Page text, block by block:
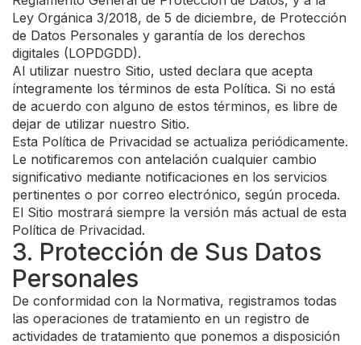
Ley Orgánica 3/2018, de 5 de diciembre, de Protección
de Datos Personales y garantía de los derechos
digitales (LOPDGDD).
Al utilizar nuestro Sitio, usted declara que acepta
íntegramente los términos de esta Política. Si no está
de acuerdo con alguno de estos términos, es libre de
dejar de utilizar nuestro Sitio.
Esta Política de Privacidad se actualiza periódicamente.
Le notificaremos con antelación cualquier cambio
significativo mediante notificaciones en los servicios
pertinentes o por correo electrónico, según proceda.
El Sitio mostrará siempre la versión más actual de esta
Política de Privacidad.
3. Protección de Sus Datos
Personales
De conformidad con la Normativa, registramos todas
las operaciones de tratamiento en un registro de
actividades de tratamiento que ponemos a disposición